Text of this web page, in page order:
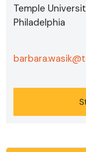
Temple
Philadelphia